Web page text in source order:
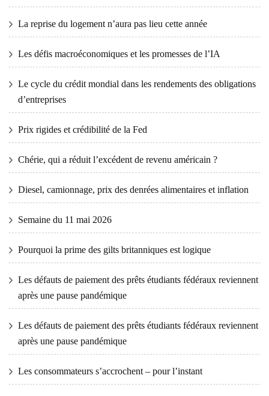
La reprise du logement n’aura pas lieu cette année
Les défis macroéconomiques et les promesses de l’IA
Le cycle du crédit mondial dans les rendements des obligations
d’entreprises
Prix ​​​​rigides et crédibilité de la Fed
Chérie, qui a réduit l’excédent de revenu américain ?
Diesel, camionnage, prix des denrées alimentaires et inflation
Semaine du 11 mai 2026
Pourquoi la prime des gilts britanniques est logique
Les défauts de paiement des prêts étudiants fédéraux reviennent
après une pause pandémique
Les défauts de paiement des prêts étudiants fédéraux reviennent
après une pause pandémique
Les consommateurs s’accrochent – ​​pour l’instant